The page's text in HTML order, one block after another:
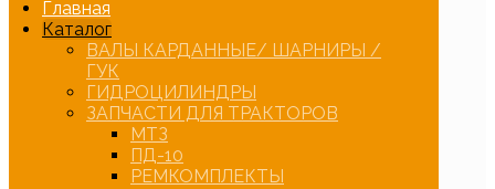
Главная
Каталог
ВАЛЫ КАРДАННЫЕ/ ШАРНИРЫ /
ГУК
ГИДРОЦИЛИНДРЫ
ЗАПЧАСТИ ДЛЯ ТРАКТОРОВ
МТЗ
ПД-10
РЕМКОМПЛЕКТЫ